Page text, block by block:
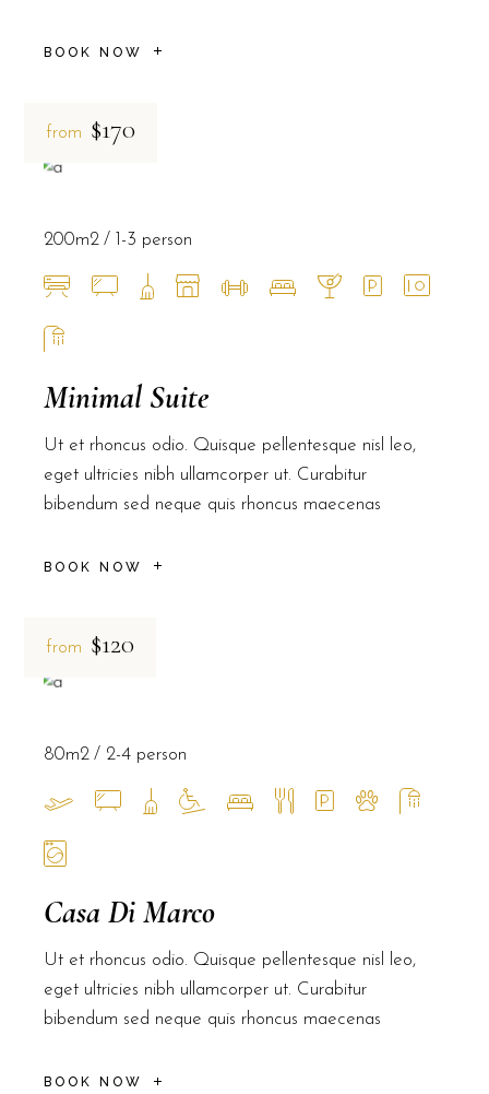
BOOK NOW
from $170
Minimal Suite
Ut et rhoncus odio. Quisque pellentesque nisl leo,
eget ultricies nibh ullamcorper ut. Curabitur
bibendum sed neque quis rhoncus maecenas
BOOK NOW
200m2 1-3 person
from $120
Casa Di Marco
Ut et rhoncus odio. Quisque pellentesque nisl leo,
eget ultricies nibh ullamcorper ut. Curabitur
bibendum sed neque quis rhoncus maecenas
BOOK NOW
80m2 2-4 person